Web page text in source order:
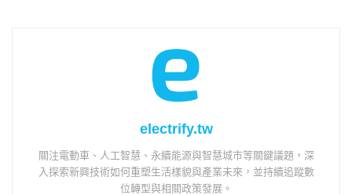
electrify.tw
關注電動車、人工智慧、永續能源與智慧城市等關鍵議題，深
入探索新興技術如何重塑生活樣貌與產業未來，並持續追蹤數
位轉型與相關政策發展。